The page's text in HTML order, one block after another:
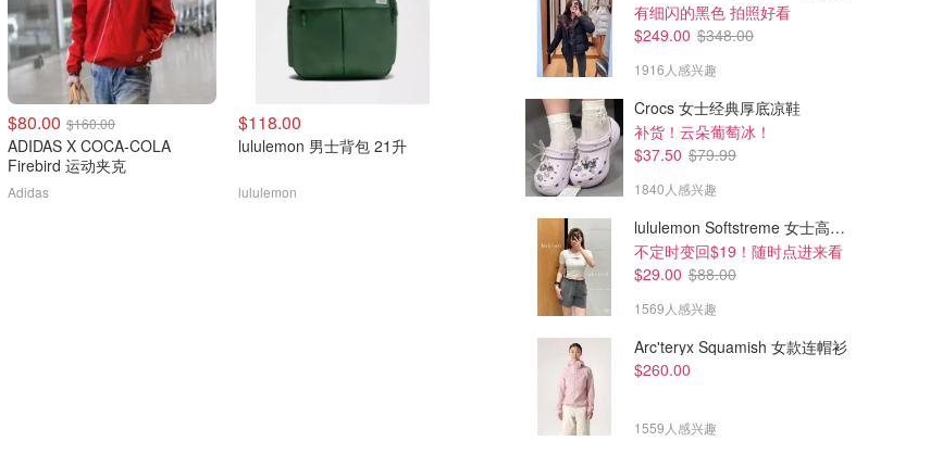
$80.00 $160.00
ADIDAS X COCA-COLA
Firebird 运动夹克
Adidas
$118.00
lululemon 男士背包 21升
lululemon
$78.00
宽松长袖T恤
Calvin Klein Canada
$32.50 $65.00
刺绣小标宽松T恤
Calvin Klein Canada
有细闪的黑色 拍照好看
$249.00 $348.00
1916人感兴趣
Crocs 女士经典厚底凉鞋
补货！云朵葡萄冰！
$37.50 $79.99
1840人感兴趣
lululemon Softstreme 女士高腰短裤 10cm
不定时变回$19！随时点进来看
$29.00 $88.00
1569人感兴趣
Arc'teryx Squamish 女款连帽衫
$260.00
1559人感兴趣